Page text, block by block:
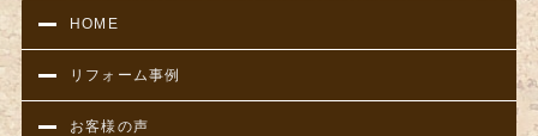
HOME
リフォーム事例
お客様の声